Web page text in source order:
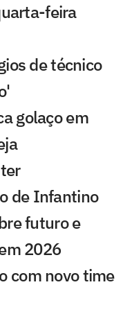
feira
de técnico
golaço em
de Infantino
futuro e
2026
com novo time